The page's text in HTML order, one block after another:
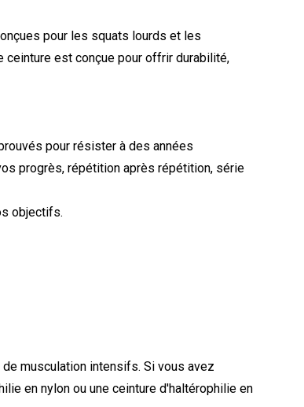
pour les squats lourds et les
ceinture est conçue pour offrir durabilité,
pour résister à des années
progrès, répétition après répétition, série
objectifs.
musculation intensifs. Si vous avez
en nylon ou une ceinture d'haltérophilie en